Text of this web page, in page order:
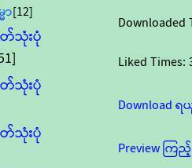
ာ[12]
သုံးပုံ
သုံးပုံ
သုံးပုံ
Downloaded
Liked Times:
Download
Preview ကြ